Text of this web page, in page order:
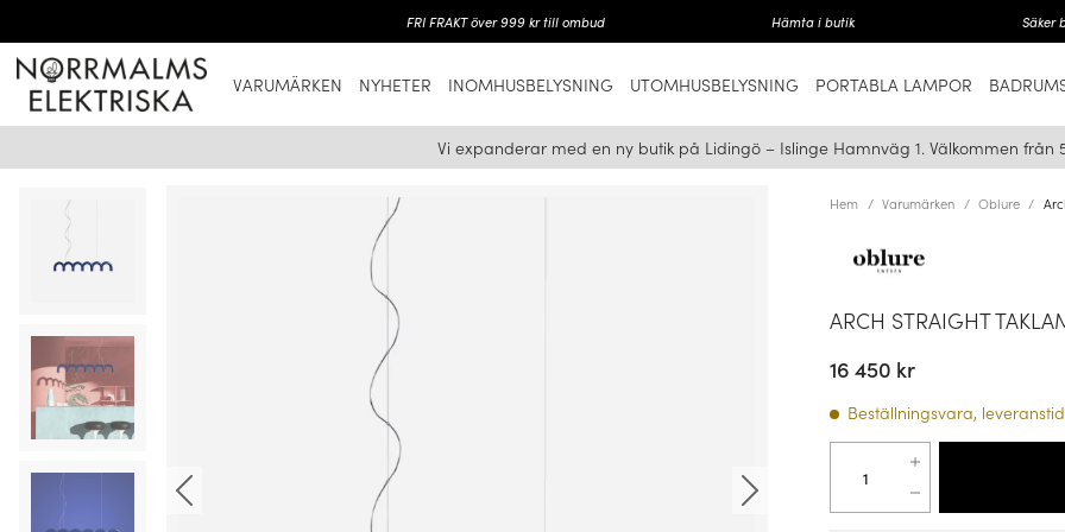
FRI FRAKT över 999 kr till ombud Hämta i butik Säker
VARUMÄRKEN NYHETER INOMHUSBELYSNING UTOMHUSBELYSNING PORTABLA LAMPOR
Vi expanderar med en ny butik på Lidingö – Islinge Hamnväg 1. Välkommen från
Hem Varumärken Oblure
ARCH STRAIGHT
16 450 kr
Beställningsvara,